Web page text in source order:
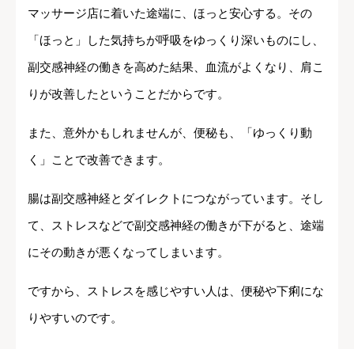
マッサージ店に着いた途端に、ほっと安心する。その
「ほっと」した気持ちが呼吸をゆっくり深いものにし、
副交感神経の働きを高めた結果、血流がよくなり、肩こ
りが改善したということだからです。
また、意外かもしれませんが、便秘も、「ゆっくり動
く」ことで改善できます。
腸は副交感神経とダイレクトにつながっています。そし
て、ストレスなどで副交感神経の働きが下がると、途端
にその動きが悪くなってしまいます。
ですから、ストレスを感じやすい人は、便秘や下痢にな
りやすいのです。